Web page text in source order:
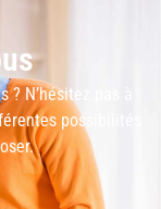
N’hésitez pas à
possibilités